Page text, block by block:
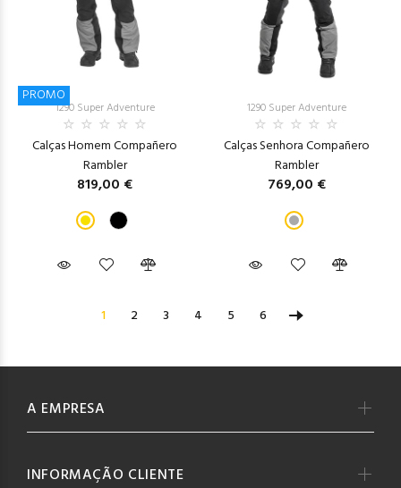
PROMO
1290 Super Adventure
Calças Homem Compañero
Rambler
819,00 €
1290 Super Adventure
Calças Senhora Compañero
Rambler
769,00 €
1 2 3 4 5 6
A EMPRESA
INFORMAÇÃO CLIENTE